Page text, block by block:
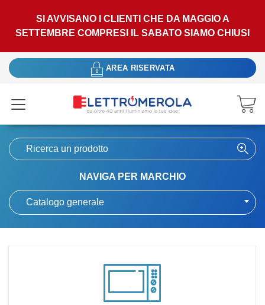
SI AVVISANO I CLIENTI CHE DA MAGGIO A
SETTEMBRE COMPRESI IL SABATO SIAMO CHIUSI
AREA RISERVATA
NAVIGA PER MARCHIO
Catalogo generale